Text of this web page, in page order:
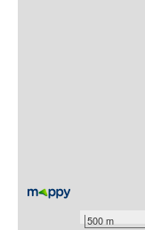
500 m
Équipements